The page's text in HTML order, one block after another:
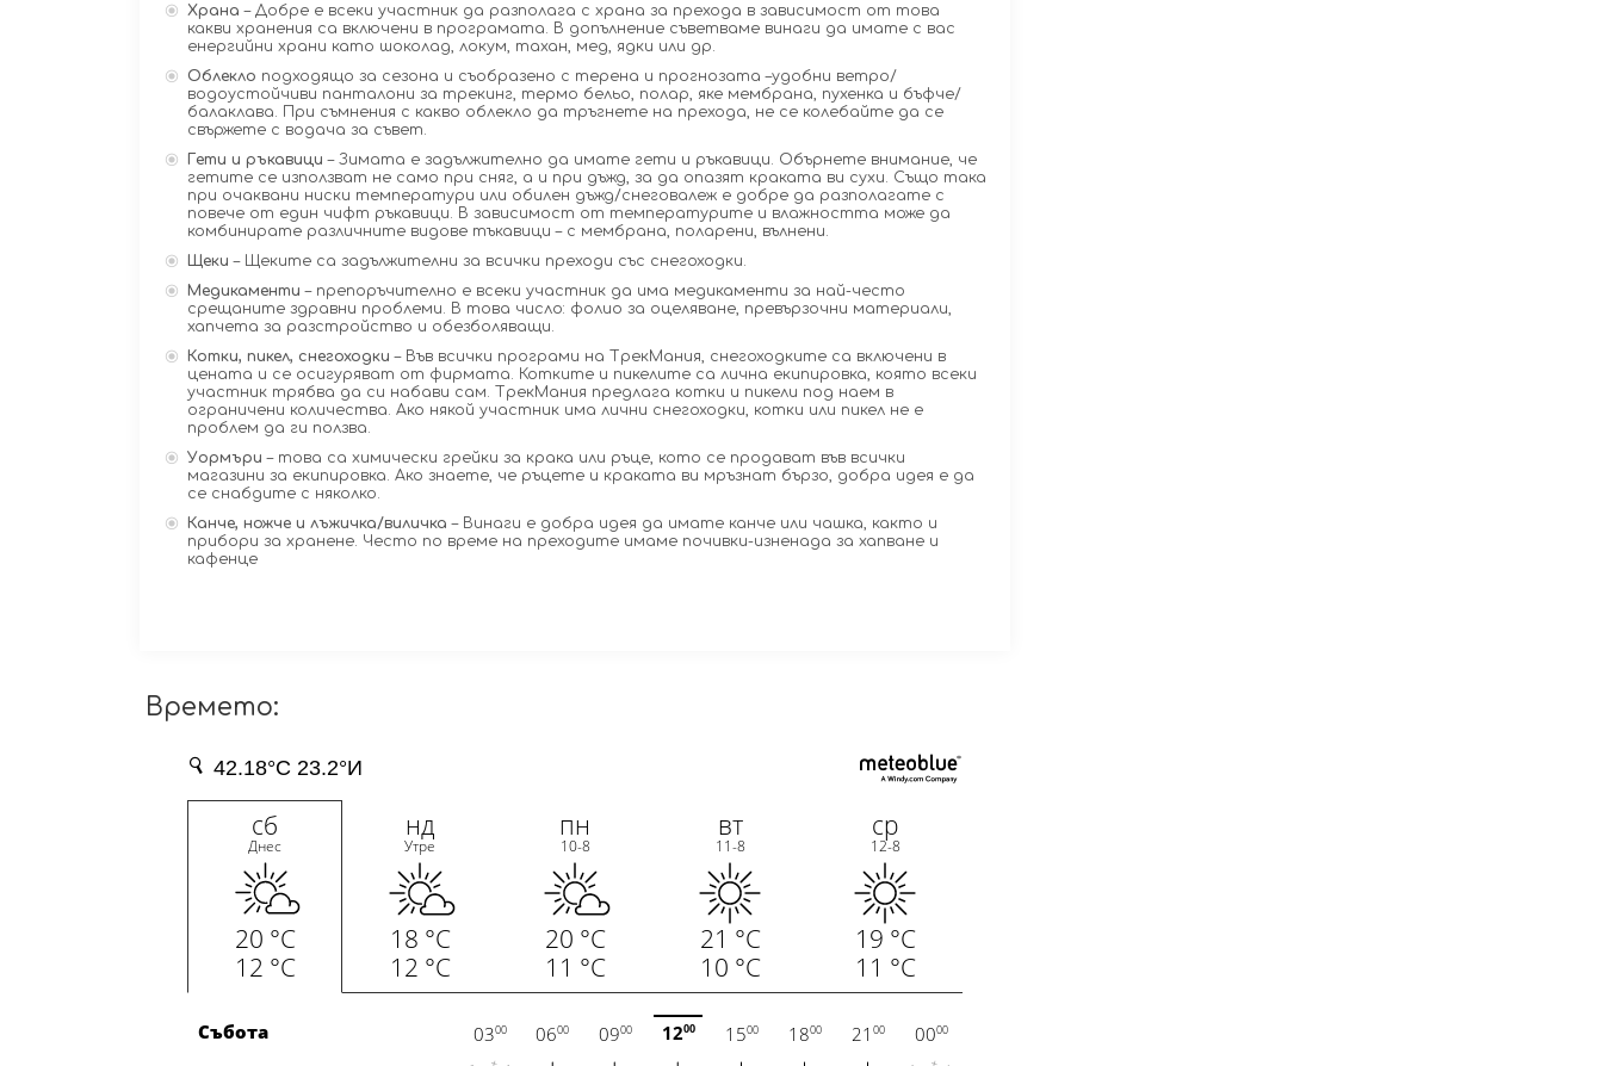
Храна – Добре е всеки участник да разполага с храна за прехода в зависимост от това
какви хранения са включени в програмата. В допълнение съветваме винаги да имате с вас
енергийни храни като шоколад, локум, тахан, мед, ядки или др.
Облекло подходящо за сезона и съобразено с терена и прогнозата –удобни ветро/
водоустойчиви панталони за трекинг, термо бельо, полар, яке мембрана, пухенка и бъфче/
балаклава. При съмнения с какво облекло да тръгнете на прехода, не се колебайте да се
свържете с водача за съвет.
Гети и ръкавици – Зимата е задължително да имате гети и ръкавици. Обърнете внимание, че
гетите се използват не само при сняг, а и при дъжд, за да опазят краката ви сухи. Също така
при очаквани ниски температури или обилен дъжд/снеговалеж е добре да разполагате с
повече от един чифт ръкавици. В зависимост от температурите и влажността може да
комбинирате различните видове тъкавици – с мембрана, поларени, вълнени.
Щеки – Щеките са задължителни за всички преходи със снегоходки.
Медикаменти – препоръчително е всеки участник да има медикаменти за най-често
срещаните здравни проблеми. В това число: фолио за оцеляване, превързочни материали,
хапчета за разстройство и обезболяващи.
Котки, пикел, снегоходки – Във всички програми на ТрекМания, снегоходките са включени в
цената и се осигуряват от фирмата. Котките и пикелите са лична екипировка, която всеки
участник трябва да си набави сам. ТрекМания предлага котки и пикели под наем в
ограничени количества. Ако някой участник има лични снегоходки, котки или пикел не е
проблем да ги ползва.
Уормъри – това са химически грейки за крака или ръце, кото се продават във всички
магазини за екипировка. Ако знаете, че ръцете и краката ви мръзнат бързо, добра идея е да
се снабдите с няколко.
Канче, ножче и лъжичка/виличка – Винаги е добра идея да имате канче или чашка, както и
прибори за хранене. Често по време на преходите имаме почивки-изненада за хапване и
кафенце
Времето: